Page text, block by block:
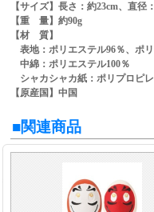
【サイズ】長さ：約23cm、直径
【重 量】約90g
【材 質】
表地：ポリエステル96％、ポ
中綿：ポリエステル100％
シャカシャカ紙：ポリプロピ
【原産国】中国
■関連商品